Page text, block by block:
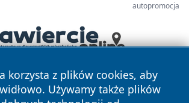
autopromocja
korzysta z plików cookies, aby
Używamy także plików